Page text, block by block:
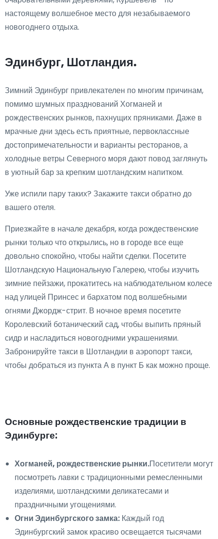
настоящему волшебное место для незабываемого
новогоднего отдыха.
Эдинбург, Шотландия.
Зимний Эдинбург привлекателен по многим причинам,
помимо шумных празднований Хогманей и
рождественских рынков, пахнущих пряниками. Даже в
мрачные дни здесь есть приятные, первоклассные
достопримечательности и варианты ресторанов, а
холодные ветры Северного моря дают повод заглянуть
в уютный бар за крепким шотландским напитком.
Уже испили пару таких? Закажите такси обратно до
вашего отеля.
Приезжайте в начале декабря, когда рождественские
рынки только что открылись, но в городе все еще
довольно спокойно, чтобы найти сделки. Посетите
Шотландскую Национальную Галерею, чтобы изучить
зимние пейзажи, прокатитесь на наблюдательном колесе
над улицей Принсес и бархатом под волшебными
огнями Джордж-стрит. В ночное время посетите
Королевский ботанический сад, чтобы выпить пряный
сидр и насладиться новогодними украшениями.
Забронируйте такси в Шотландии в аэропорт такси,
чтобы добраться из пункта А в пункт Б как можно проще.
Основные рождественские традиции в
Эдинбурге:
Хогманей, рождественские рынки.Посетители могут
посмотреть лавки с традиционными ремесленными
изделиями, шотландскими деликатесами и
праздничными угощениями.
Огни Эдинбургского замка: Каждый год
Эдинбургский замок красиво освещается тысячами